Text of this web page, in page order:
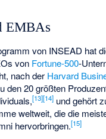
EMBAs
von INSEAD hat
von Fortune-500-
nach der Harvard
den 20 größten
,[13][14] und gehört
weltweit, die die
hervorbringen.[15]